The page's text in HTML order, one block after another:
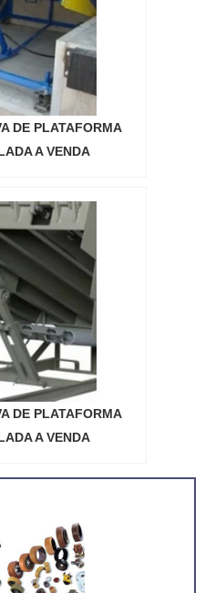
DE PLATAFORMA
A VENDA
DE PLATAFORMA
A VENDA